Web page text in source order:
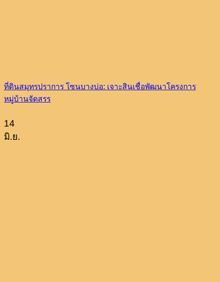
ที่ดินสมุทรปราการ โซนบางบ่อ: เจาะสินเชื่อพัฒนาโครงการ
หมู่บ้านจัดสรร
14
มิ.ย.